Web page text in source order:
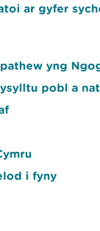
ar gyfer
yng
pobl a
i fyny